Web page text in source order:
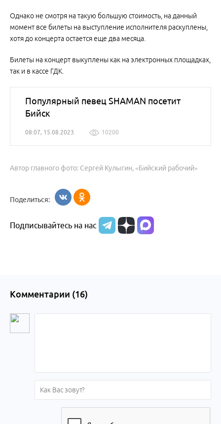
Однако не смотря на такую большую стоимость, на данный
момент все билеты на выступление исполнителя раскуплены,
хотя до концерта остается еще два месяца.
Билеты на концерт выкуплены как на электронных площадках,
так и в кассе ГДК.
Популярный певец SHAMAN посетит
Бийск
08:07, 15.08.2023 10200
Автор главного фото: Сергей Кулыгин, «Бийский рабочий»
Поделиться:
Подписывайтесь на нас
Комментарии (16)